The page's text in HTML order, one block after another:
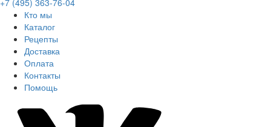
+7 (495) 363-76-04
Кто мы
Каталог
Рецепты
Доставка
Оплата
Контакты
Помощь